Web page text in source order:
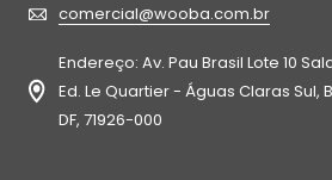
comercial@wooba.com.br
Endereço: Av. Pau Brasil Lote 10
Ed. Le Quartier - Águas Claras Sul,
DF, 71926-000